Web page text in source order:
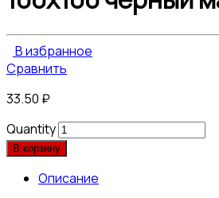
В избранное
Сравнить
33.50 ₽
Quantity
В корзину
Описание